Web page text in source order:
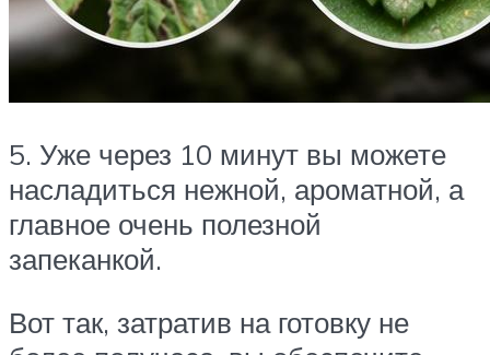
5. Уже через 10 минут вы можете
насладиться нежной, ароматной, а
главное очень полезной
запеканкой.
Вот так, затратив на готовку не